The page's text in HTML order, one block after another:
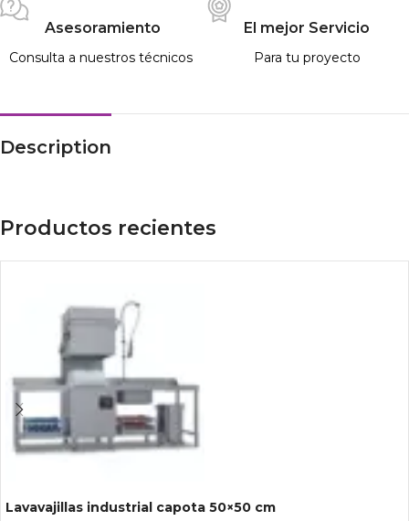
Asesoramiento
Consulta a nuestros técnicos
El mejor Servicio
Para tu proyecto
Description
Productos recientes
Lavavajillas industrial capota 50×50 cm